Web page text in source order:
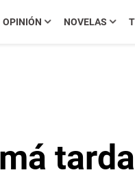
OPINIÓN NOVELAS